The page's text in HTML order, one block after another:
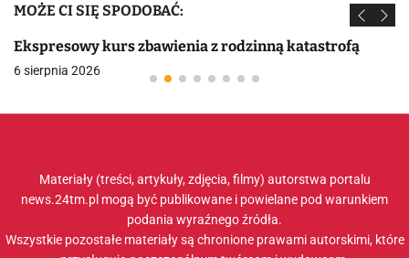
MOŻE CI SIĘ SPODOBAĆ:
Ekspresowy kurs zbawienia z rodzinną katastrofą
6 sierpnia 2026
Materiały (treści, artykuły, zdjęcia, filmy) autorstwa portalu
news.24tm.pl mogą być publikowane i powielane pod warunkiem
podania wyraźnego źródła.
Wszystkie pozostałe materiały są chronione prawami autorskimi, które